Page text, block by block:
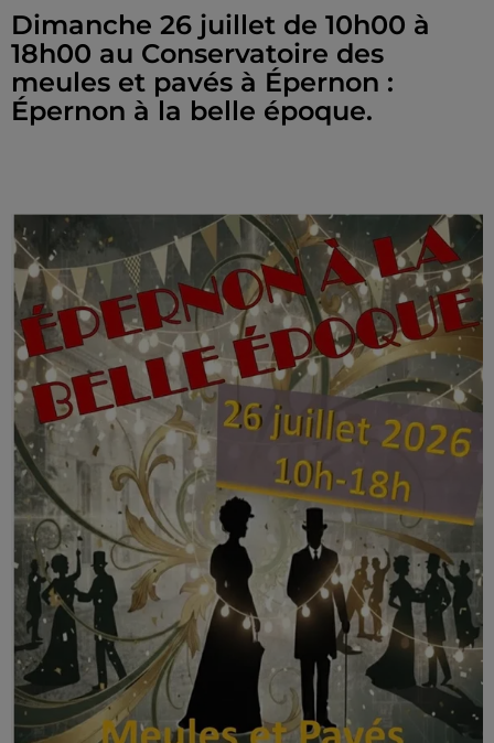
Dimanche 26 juillet de 10h00 à
18h00 au Conservatoire des
meules et pavés à Épernon :
Épernon à la belle époque.